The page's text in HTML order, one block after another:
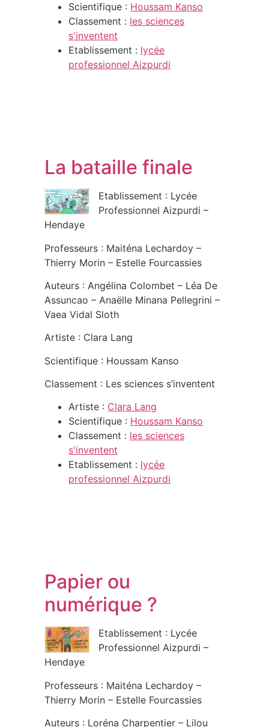
Scientifique : Houssam Kanso
Classement : les sciences
s'inventent
Etablissement : lycée
professionnel Aizpurdi
La bataille finale
Etablissement : Lycée
Professionnel Aizpurdi –
Hendaye
Professeurs : Maiténa Lechardoy –
Thierry Morin – Estelle Fourcassies
Auteurs : Angélina Colombet – Léa De
Assuncao – Anaëlle Minana Pellegrini –
Vaea Vidal Sloth
Artiste : Clara Lang
Scientifique : Houssam Kanso
Classement : Les sciences s’inventent
Artiste : Clara Lang
Scientifique : Houssam Kanso
Classement : les sciences
s'inventent
Etablissement : lycée
professionnel Aizpurdi
Papier ou
numérique ?
Etablissement : Lycée
Professionnel Aizpurdi –
Hendaye
Professeurs : Maiténa Lechardoy –
Thierry Morin – Estelle Fourcassies
Auteurs : Loréna Charpentier – Lilou